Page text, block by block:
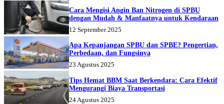
Cara Mengisi Angin Ban Nitrogen di SPBU
dengan Mudah & Manfaatnya untuk Kendaraan
12 September 2025
Apa Kepanjangan SPBU dan SPBE? Pengertian,
Perbedaan, dan Fungsinya
23 Agustus 2025
Tips Hemat BBM Saat Berkendara: Cara Efektif
Mengurangi Biaya Transportasi
24 Agustus 2025